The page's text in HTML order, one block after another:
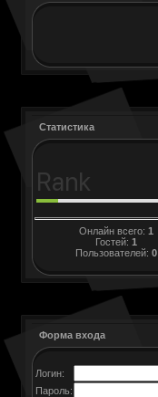
Статистика
Онлайн всего: 1
Гостей: 1
Пользователей: 0
Форма входа
Логин:
Пароль: